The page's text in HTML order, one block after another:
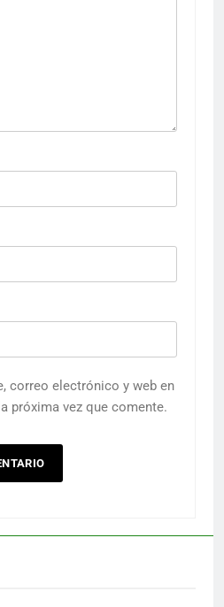
correo electrónico y web en
próxima vez que comente.